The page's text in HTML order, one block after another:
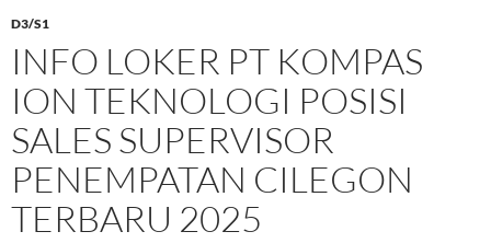
D3/S1
INFO LOKER PT KOMPAS
ION TEKNOLOGI POSISI
SALES SUPERVISOR
PENEMPATAN CILEGON
TERBARU 2025